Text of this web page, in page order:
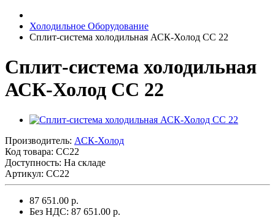
Холодильное Оборудование
Сплит-система холодильная АСК-Холод CC 22
Сплит-система холодильная
АСК-Холод CC 22
Производитель: АСК-Холод
Код товара: CC22
Доступность: На складе
Артикул: CC22
87 651.00 р.
Без НДС: 87 651.00 р.